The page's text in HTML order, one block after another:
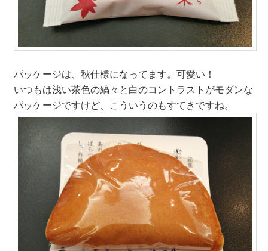
パッケージは、秋仕様になってます。可愛い！
いつもは浅い茶色の縞々と白のコントラストがモダンな
パッケージですけど、こういうのもすてきですね。